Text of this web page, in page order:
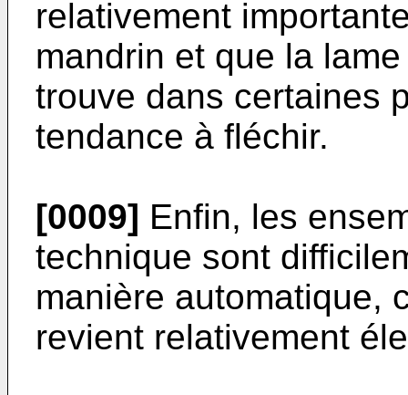
relativement
mandrin et que la
trouve dans certaines
tendance à fléchir.
[0009] Enfin, les
technique sont
manière automatique,
revient relativement